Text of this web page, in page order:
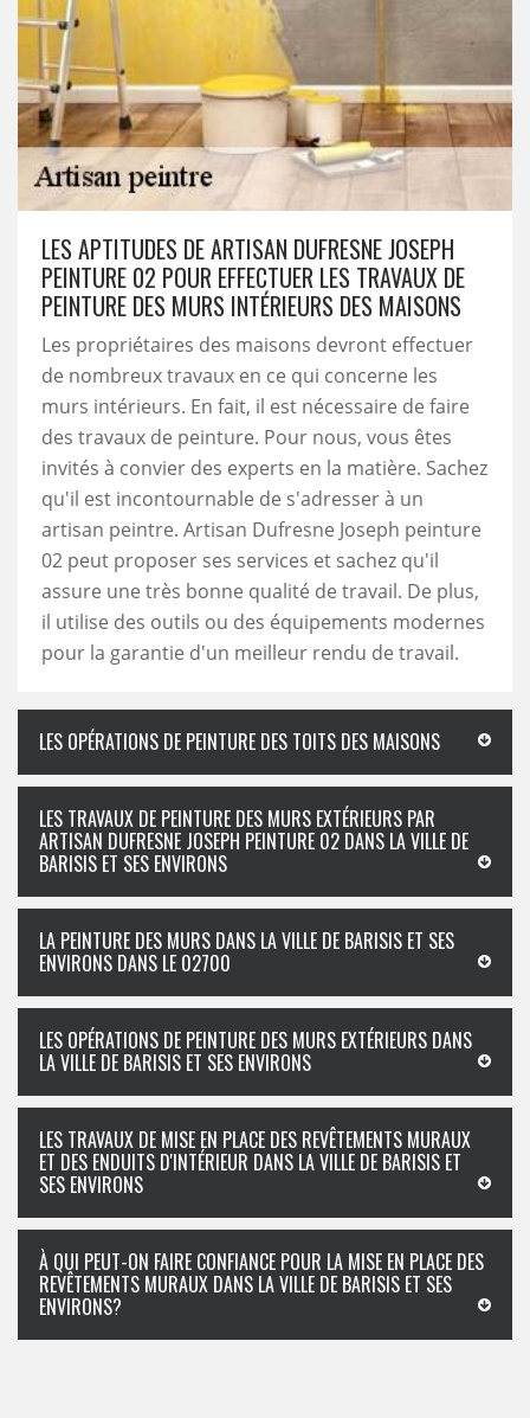
LES APTITUDES DE ARTISAN DUFRESNE JOSEPH
PEINTURE 02 POUR EFFECTUER LES TRAVAUX DE
PEINTURE DES MURS INTÉRIEURS DES MAISONS
Les propriétaires des maisons devront effectuer
de nombreux travaux en ce qui concerne les
murs intérieurs. En fait, il est nécessaire de faire
des travaux de peinture. Pour nous, vous êtes
invités à convier des experts en la matière. Sachez
qu'il est incontournable de s'adresser à un
artisan peintre. Artisan Dufresne Joseph peinture
02 peut proposer ses services et sachez qu'il
assure une très bonne qualité de travail. De plus,
il utilise des outils ou des équipements modernes
pour la garantie d'un meilleur rendu de travail.
LES OPÉRATIONS DE PEINTURE DES TOITS DES MAISONS
LES TRAVAUX DE PEINTURE DES MURS EXTÉRIEURS PAR
ARTISAN DUFRESNE JOSEPH PEINTURE 02 DANS LA VILLE DE
BARISIS ET SES ENVIRONS
LA PEINTURE DES MURS DANS LA VILLE DE BARISIS ET SES
ENVIRONS DANS LE 02700
LES OPÉRATIONS DE PEINTURE DES MURS EXTÉRIEURS DANS
LA VILLE DE BARISIS ET SES ENVIRONS
LES TRAVAUX DE MISE EN PLACE DES REVÊTEMENTS MURAUX
ET DES ENDUITS D'INTÉRIEUR DANS LA VILLE DE BARISIS ET
SES ENVIRONS
À QUI PEUT-ON FAIRE CONFIANCE POUR LA MISE EN PLACE DES
REVÊTEMENTS MURAUX DANS LA VILLE DE BARISIS ET SES
ENVIRONS?